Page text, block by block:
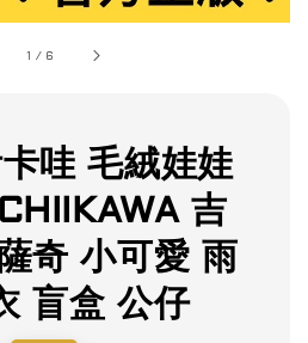
1 / 6
哇 毛絨娃娃
吉
奇 小可愛 雨
盲盒 公仔